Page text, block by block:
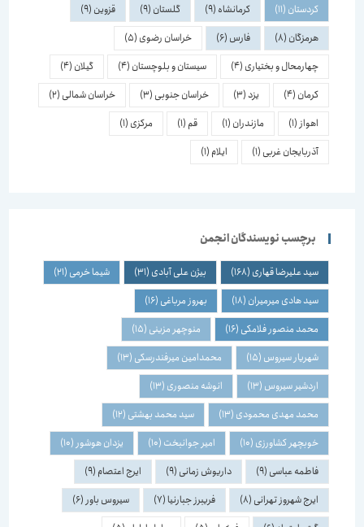
کردستان(11) کرمانشاه(9) گلستان(9) قزوین(9)
هرمزگان(8) فارس(6) خراسان رضوی(5)
چهارمحال و بختیاری(4) سیستان و بلوچستان(4) گیلان(4)
کرمان(4)
(3) خراسان جنوبی(3) خراسان شمالی(2)
اهواز(1) مازندران(1)
(1) مرکزی(1)
آذربایجان غربی(1) ایلام(1)
برچسب نویسندگان انجمن
سید علیرضا قهاری(168) بیژن علی آبادی(31) شیما خرمی(21)
سید هادی میرمیران(18) بهروز مرباغی(16)
محمد منصور فلامکی(16) منوچهر مزینی(15)
شهریار سیروس(15) محمدامین میرفندرسکی(13)
اردشیر سیروس(13) انوشه منصوری(13)
محمد مهدی محمودی(13) سید محمد بهشتی(12)
خوبچهر کشاورزی(10) امیر جوانبخت(10) یزدان هوشور(10)
فاطمه عباسی(9) داریوش زمانی(9) ایرج اعتصام(9)
ایرج شهروز تهرانی(8) فریبرز جبارنیا(7) سیروس باور (6)